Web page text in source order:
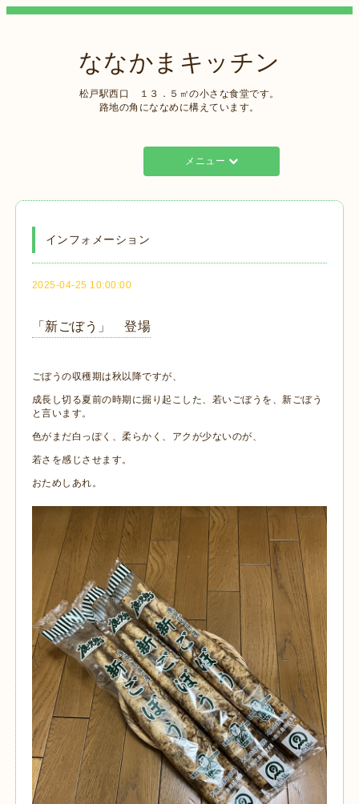
ななかまキッチン
松戸駅西口 １３．５㎡の小さな食堂です。
路地の角にななめに構えています。
メニュー
インフォメーション
2025-04-25 10:00:00
「新ごぼう」 登場
ごぼうの収穫期は秋以降ですが、
成長し切る夏前の時期に掘り起こした、若いごぼうを、新ごぼう
と言います。
色がまだ白っぽく、柔らかく、アクが少ないのが、
若さを感じさせます。
おためしあれ。